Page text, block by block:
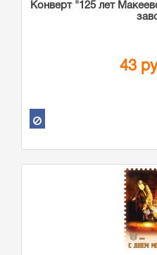
Конверт "125 лет
43